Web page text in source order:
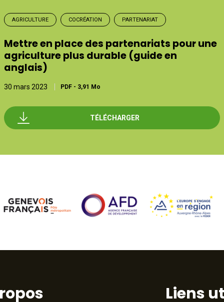
AGRICULTURE COCRÉATION PARTENARIAT
Mettre en place des partenariats pour une
agriculture plus durable (guide en
anglais)
30 mars 2023 PDF - 3,91 Mo
TÉLÉCHARGER
Liens